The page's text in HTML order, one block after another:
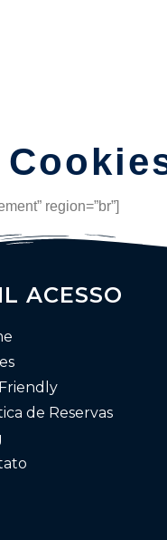
region=”br”]
ACESSO
de Reservas